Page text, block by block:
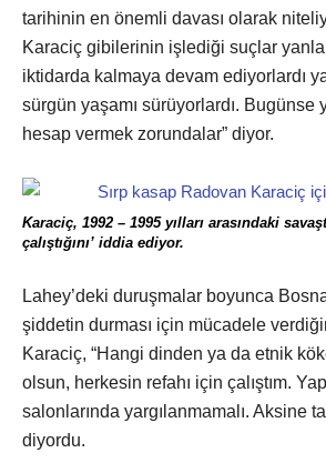
tarihinin en önemli davası olarak
Karaciç gibilerinin işlediği suçlar
iktidarda kalmaya devam ediyorlardı
sürgün yaşamı sürüyorlardı. Bugünse
hesap vermek zorundalar” diyor.
Karaciç, 1992 – 1995 yılları arasındaki
çalıştığını’ iddia ediyor.
Lahey’deki duruşmalar boyunca
şiddetin durması için mücadele
Karaciç, “Hangi dinden ya da etnik
olsun, herkesin refahı için çalıştım.
salonlarında yargılanmamalı. Aksine
diyordu.